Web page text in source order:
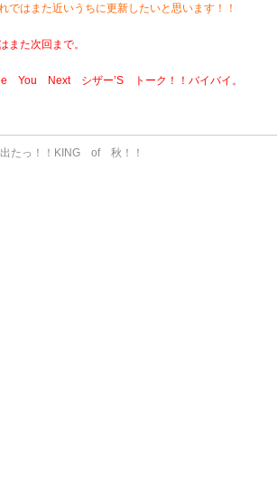
ではまた近いうちに更新したいと思います！！
また次回まで。
You Next シザー’S トーク！！バイバイ。
出たっ！！KING of 秋！！